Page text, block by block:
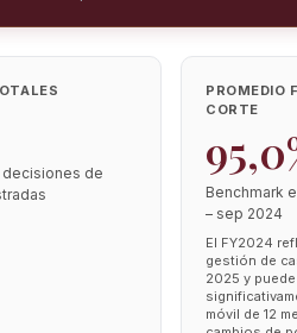
decisiones de
PROMEDIO
CORTE
Benchmark
– sep 2024
El FY2024
gestión de
2025 y
móvil de 12